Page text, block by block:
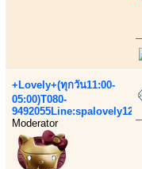
+Lovely+(ทุกวัน11:00-
05:00)T080-
9492055Line:spalovely123
Moderator